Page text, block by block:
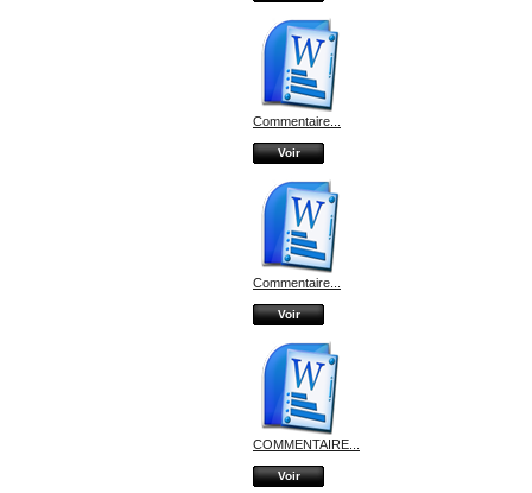
Commentaire...
Voir
Commentaire...
Voir
COMMENTAIRE...
Voir